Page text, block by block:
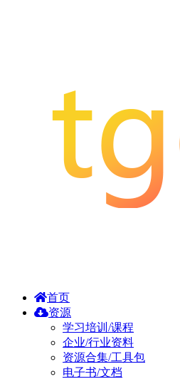
首页
资源
学习培训/课程
企业/行业资料
资源合集/工具包
电子书/文档